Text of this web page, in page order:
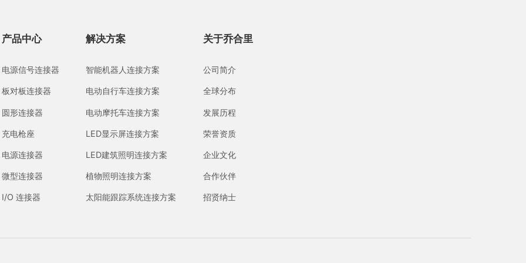
产品中心
电源信号连接器
板对板连接器
圆形连接器
充电枪座
电源连接器
微型连接器
I/O 连接器
解决方案
智能机器人连接方案
电动自行车连接方案
电动摩托车连接方案
LED显示屏连接方案
LED建筑照明连接方案
植物照明连接方案
太阳能跟踪系统连接方案
关于乔合里
公司简介
全球分布
发展历程
荣誉资质
企业文化
合作伙伴
招贤纳士